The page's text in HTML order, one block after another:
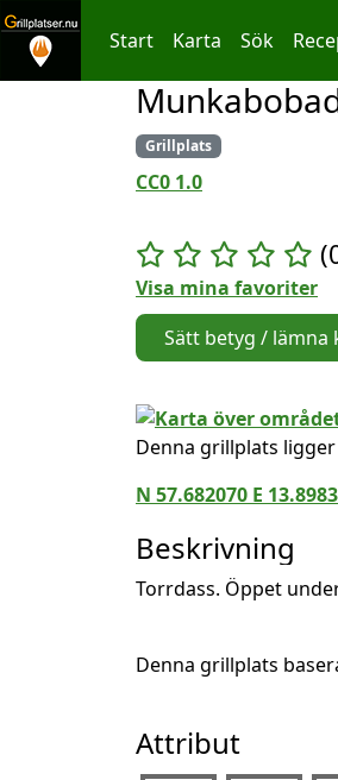
Hoppa till innehållet
Start Karta Sök
Grillplats
CC0 1.0
Visa mina favoriter
Sätt betyg / lämna
Denna grillplats
N 57.682070 E
Beskrivning
Torrdass. Öppet
Denna grillplats
Attribut